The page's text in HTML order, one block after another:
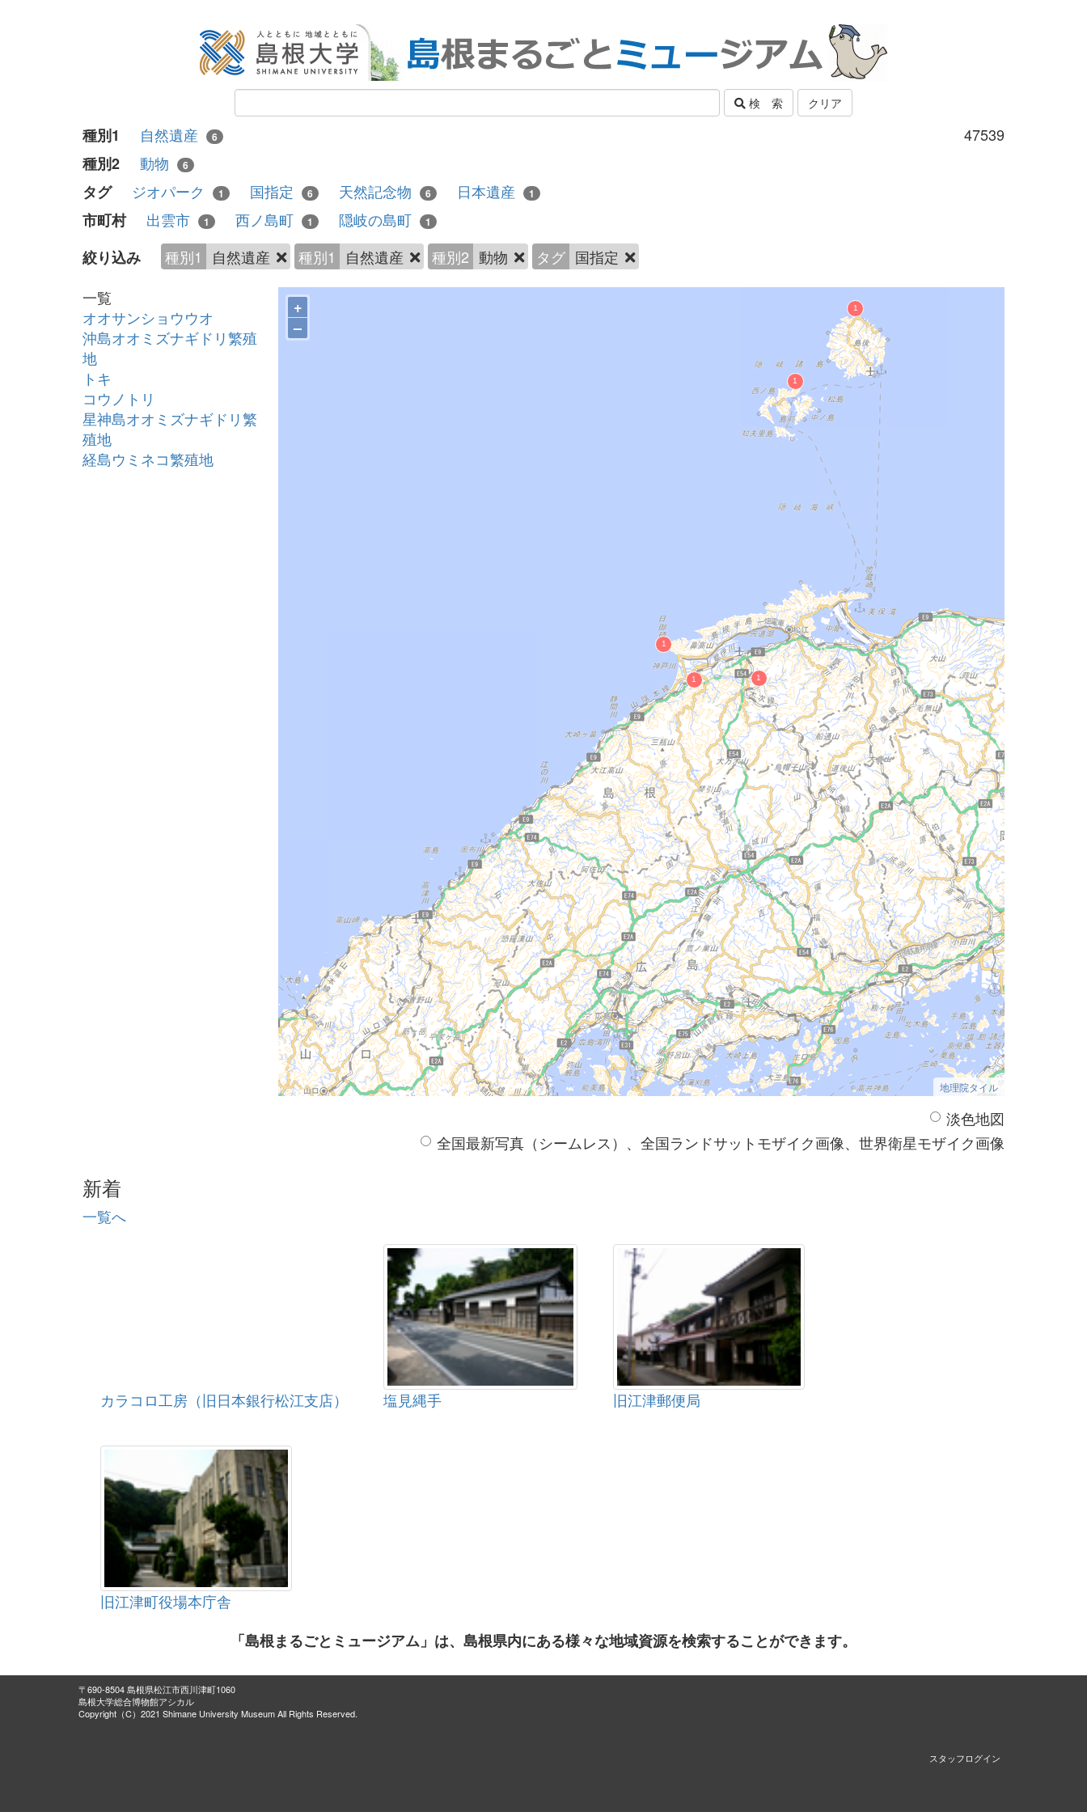
検 索 クリア
47539
種別1 自然遺産 6
種別2 動物 6
タグ ジオパーク 1 国指定 6 天然記念物 6 日本遺産 1
市町村 出雲市 1 西ノ島町 1 隠岐の島町 1
絞り込み 種別1 自然遺産 種別1 自然遺産 種別2 動物 タグ 国指定
一覧
オオサンショウウオ
沖島オオミズナギドリ繁殖
地
トキ
コウノトリ
星神島オオミズナギドリ繁
殖地
経島ウミネコ繁殖地
+
–
地理院タイル
淡色地図
全国最新写真（シームレス）、全国ランドサットモザイク画像、世界衛星モザイク画像
新着
一覧へ
カラコロ工房（旧日本銀行松江支店） 塩見縄手 旧江津郵便局
旧江津町役場本庁舎
「島根まるごとミュージアム」は、島根県内にある様々な地域資源を検索することができます。
〒690-8504 島根県松江市西川津町1060
島根大学総合博物館アシカル
Copyright（C）2021 Shimane University Museum All Rights Reserved.
スタッフログイン